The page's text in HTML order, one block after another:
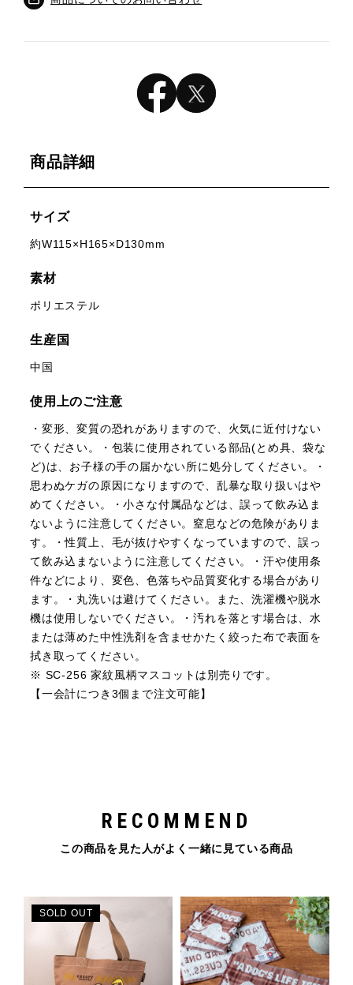
商品詳細
サイズ
約W115×H165×D130mm
素材
ポリエステル
生産国
中国
使用上のご注意
・変形、変質の恐れがありますので、火気に近付けない
でください。・包装に使用されている部品(とめ具、袋な
ど)は、お子様の手の届かない所に処分してください。・
思わぬケガの原因になりますので、乱暴な取り扱いはや
めてください。・小さな付属品などは、誤って飲み込ま
ないように注意してください。窒息などの危険がありま
す。・性質上、毛が抜けやすくなっていますので、誤っ
て飲み込まないように注意してください。・汗や使用条
件などにより、変色、色落ちや品質変化する場合があり
ます。・丸洗いは避けてください。また、洗濯機や脱水
機は使用しないでください。・汚れを落とす場合は、水
または薄めた中性洗剤を含ませかたく絞った布で表面を
拭き取ってください。
※ SC-256 家紋風柄マスコットは別売りです。
【一会計につき3個まで注文可能】
RECOMMEND
この商品を見た人がよく一緒に見ている商品
SOLD OUT